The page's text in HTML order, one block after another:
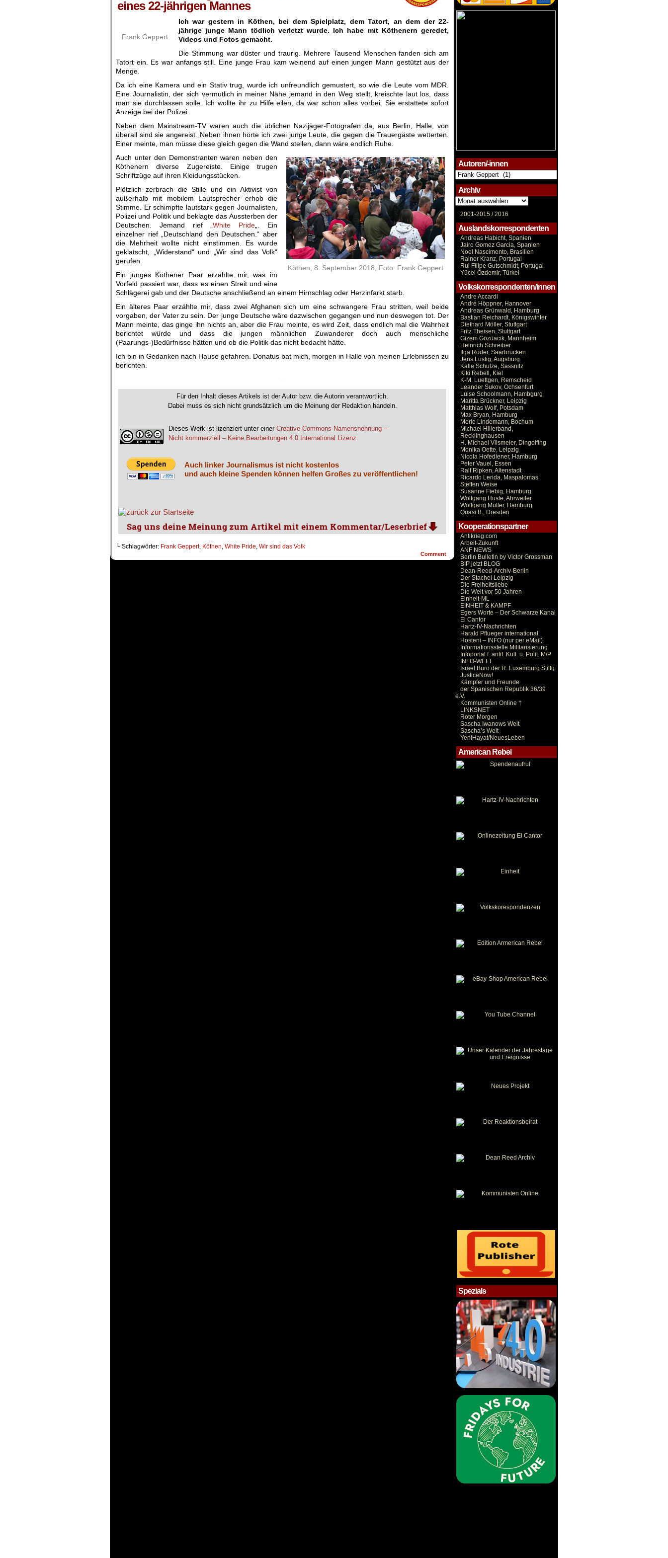
eines 22-jährigen Mannes
Frank Geppert
Ich war gestern in Köthen, bei dem Spielplatz, dem Tatort, an dem der 22-
jährige junge Mann tödlich verletzt wurde. Ich habe mit Köthenern geredet,
Videos und Fotos gemacht.
Die Stimmung war düster und traurig. Mehrere Tausend Menschen fanden sich am
Tatort ein. Es war anfangs still. Eine junge Frau kam weinend auf einen jungen Mann gestützt aus der
Menge.
Da ich eine Kamera und ein Stativ trug, wurde ich unfreundlich gemustert, so wie die Leute vom MDR.
Eine Journalistin, der sich vermutlich in meiner Nähe jemand in den Weg stellt, kreischte laut los, dass
man sie durchlassen solle. Ich wollte ihr zu Hilfe eilen, da war schon alles vorbei. Sie erstattete sofort
Anzeige bei der Polizei.
Neben dem Mainstream-TV waren auch die üblichen Nazijäger-Fotografen da, aus Berlin, Halle, von
überall sind sie angereist. Neben ihnen hörte ich zwei junge Leute, die gegen die Trauergäste wetterten.
Einer meinte, man müsse diese gleich gegen die Wand stellen, dann wäre endlich Ruhe.
Köthen, 8. September 2018, Foto: Frank Geppert
Auch unter den Demonstranten waren neben den
Köthenern diverse Zugereiste. Einige trugen
Schriftzüge auf ihren Kleidungsstücken.
Plötzlich zerbrach die Stille und ein Aktivist von
außerhalb mit mobilem Lautsprecher erhob die
Stimme. Er schimpfte lautstark gegen Journalisten,
Polizei und Politik und beklagte das Aussterben der
Deutschen. Jemand rief „White Pride „. Ein
einzelner rief „Deutschland den Deutschen.“ aber
die Mehrheit wollte nicht einstimmen. Es wurde
geklatscht, „Widerstand“ und „Wir sind das Volk“
gerufen.
Ein junges Köthener Paar erzählte mir, was im
Vorfeld passiert war, dass es einen Streit und eine
Schlägerei gab und der Deutsche anschließend an einem Hirnschlag oder Herzinfarkt starb.
Ein älteres Paar erzählte mir, dass zwei Afghanen sich um eine schwangere Frau stritten, weil beide
vorgaben, der Vater zu sein. Der junge Deutsche wäre dazwischen gegangen und nun deswegen tot. Der
Mann meinte, das ginge ihn nichts an, aber die Frau meinte, es wird Zeit, dass endlich mal die Wahrheit
berichtet würde und dass die jungen männlichen Zuwanderer doch auch menschliche
(Paarungs-)Bedürfnisse hätten und ob die Politik das nicht bedacht hätte.
Ich bin in Gedanken nach Hause gefahren. Donatus bat mich, morgen in Halle von meinen Erlebnissen zu
berichten.
.
Für den Inhalt dieses Artikels ist der Autor bzw. die Autorin verantwortlich.
Dabei muss es sich nicht grundsätzlich um die Meinung der Redaktion handeln.
Dieses Werk ist lizenziert unter einer Creative Commons Namensnennung –
Nicht kommerziell – Keine Bearbeitungen 4.0 International Lizenz.
Auch linker Journalismus ist nicht kostenlos
und auch kleine Spenden können helfen Großes zu veröffentlichen!
└ Schlagwörter: Frank Geppert, Köthen, White Pride, Wir sind das Volk
Comment
Autoren/-innen
Autoren/-
innen
Archiv
Archiv
2001-2015 /2016
Auslandskorrespondenten
Andreas Habicht, Spanien
Jairo Gomez Garcia, Spanien
Noel Nascimento, Brasilien
Rainer Kranz, Portugal
Rui Filipe Gutschmidt, Portugal
Yücel Özdemir, Türkei
Volkskorrespondenten/innen
Andre Accardi
André Höppner, Hannover
Andreas Grünwald, Hamburg
Bastian Reichardt, Königswinter
Diethard Möller, Stuttgart
Fritz Theisen, Stuttgart
Gizem Gözüacik, Mannheim
Heinrich Schreiber
Ilga Röder, Saarbrücken
Jens Lustig, Augsburg
Kalle Schulze, Sassnitz
Kiki Rebell, Kiel
K-M. Luettgen, Remscheid
Leander Sukov, Ochsenfurt
Luise Schoolmann, Hambgurg
Maritta Brückner, Leipzig
Matthias Wolf, Potsdam
Max Bryan, Hamburg
Merle Lindemann, Bochum
Michael Hillerband,
Recklinghausen
H. Michael Vilsmeier, Dingolfing
Monika Oette, Leipzig
Nicola Hofediener, Hamburg
Peter Vauel, Essen
Ralf Ripken, Altenstadt
Ricardo Lerida, Maspalomas
Steffen Weise
Susanne Fiebig, Hamburg
Wolfgang Huste, Ahrweiler
Wolfgang Müller, Hamburg
Quasi B., Dresden
Kooperationspartner
Antikrieg.com
Arbeit-Zukunft
ANF NEWS
Berlin Bulletin by Victor Grossman
BIP jetzt BLOG
Dean-Reed-Archiv-Berlin
Der Stachel Leipzig
Die Freiheitsliebe
Die Welt vor 50 Jahren
Einheit-ML
EINHEIT & KAMPF
Egers Worte – Der Schwarze Kanal
El Cantor
Hartz-IV-Nachrichten
Harald Pflueger international
Hosteni – INFO (nur per eMail)
Informationsstelle Militarisierung
Infoportal f. antif. Kult. u. Polit. M/P
INFO-WELT
Israel Büro der R. Luxemburg Stiftg.
JusticeNow!
Kämpfer und Freunde
der Spanischen Republik 36/39
e.V.
Kommunisten Online †
LINKSNET
Roter Morgen
Sascha Iwanows Welt
Sascha’s Welt
YeniHayat/NeuesLeben
American Rebel
Spezials